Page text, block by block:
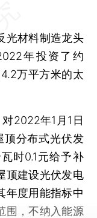
材料制造龙头
年投资了约
万平方米的太
2022年1月1日
顶分布式光伏发
时0.1元给予补
顶建设光伏发电
年度用能指标中
围，不纳入能源